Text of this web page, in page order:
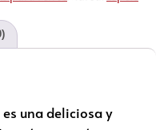
una deliciosa y